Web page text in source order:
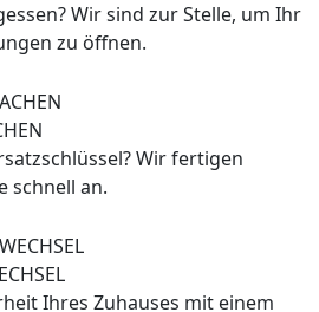
Wir sind zur Stelle, um Ihr
zu öffnen.
Wir fertigen
schnell an.
Ihres Zuhauses mit einem